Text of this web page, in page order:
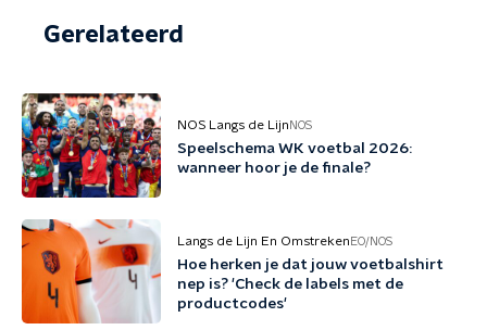
Gerelateerd
NOS Langs de Lijn NOS
Speelschema WK voetbal 2026:
wanneer hoor je de finale?
Langs de Lijn En Omstreken EO/NOS
Hoe herken je dat jouw voetbalshirt
nep is? 'Check de labels met de
productcodes'